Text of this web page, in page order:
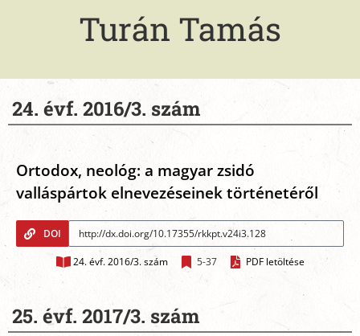
Turán Tamás
24. évf. 2016/3. szám
Ortodox, neológ: a magyar zsidó
valláspártok elnevezéseinek történetéről
DOI
24. évf. 2016/3. szám 5-37 PDF letöltése
25. évf. 2017/3. szám